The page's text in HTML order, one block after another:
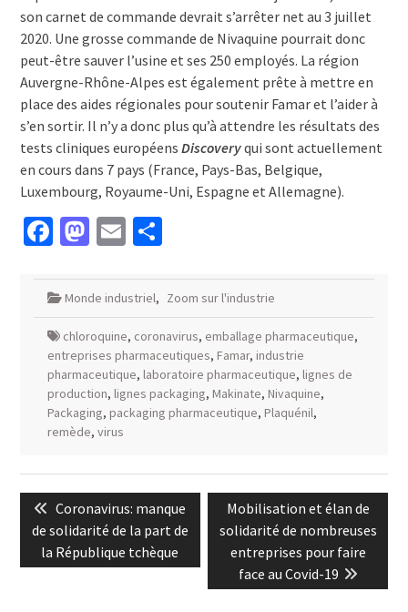
son carnet de commande devrait s’arrêter net au 3 juillet
2020. Une grosse commande de Nivaquine pourrait donc
peut-être sauver l’usine et ses 250 employés. La région
Auvergne-Rhône-Alpes est également prête à mettre en
place des aides régionales pour soutenir Famar et l’aider à
s’en sortir. Il n’y a donc plus qu’à attendre les résultats des
tests cliniques européens Discoveryqui sont actuellement
en cours dans 7 pays (France, Pays-Bas, Belgique,
Luxembourg, Royaume-Uni, Espagne et Allemagne).
Facebook
Mastodon
EmailPartager
Monde industriel, Zoom sur l'industrie
chloroquine, coronavirus, emballage pharmaceutique,
entreprises pharmaceutiques, Famar, industrie
pharmaceutique, laboratoire pharmaceutique, lignes de
production, lignes packaging, Makinate, Nivaquine,
Packaging, packaging pharmaceutique, Plaquénil,
remède, virus
de
l’article
Previous
post:
Coronavirus: manque
de solidarité de la part de
la République tchèque
Next
post:
Mobilisation et élan de
solidarité de nombreuses
entreprises pour faire
face au Covid-19